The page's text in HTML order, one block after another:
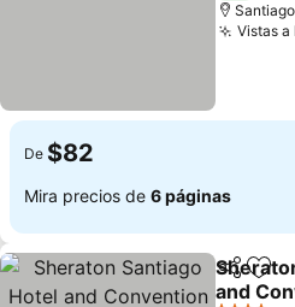
Santiago
Vistas a
De $82
Mira precios de 6 páginas
and